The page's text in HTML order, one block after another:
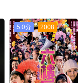
5.0分 2008